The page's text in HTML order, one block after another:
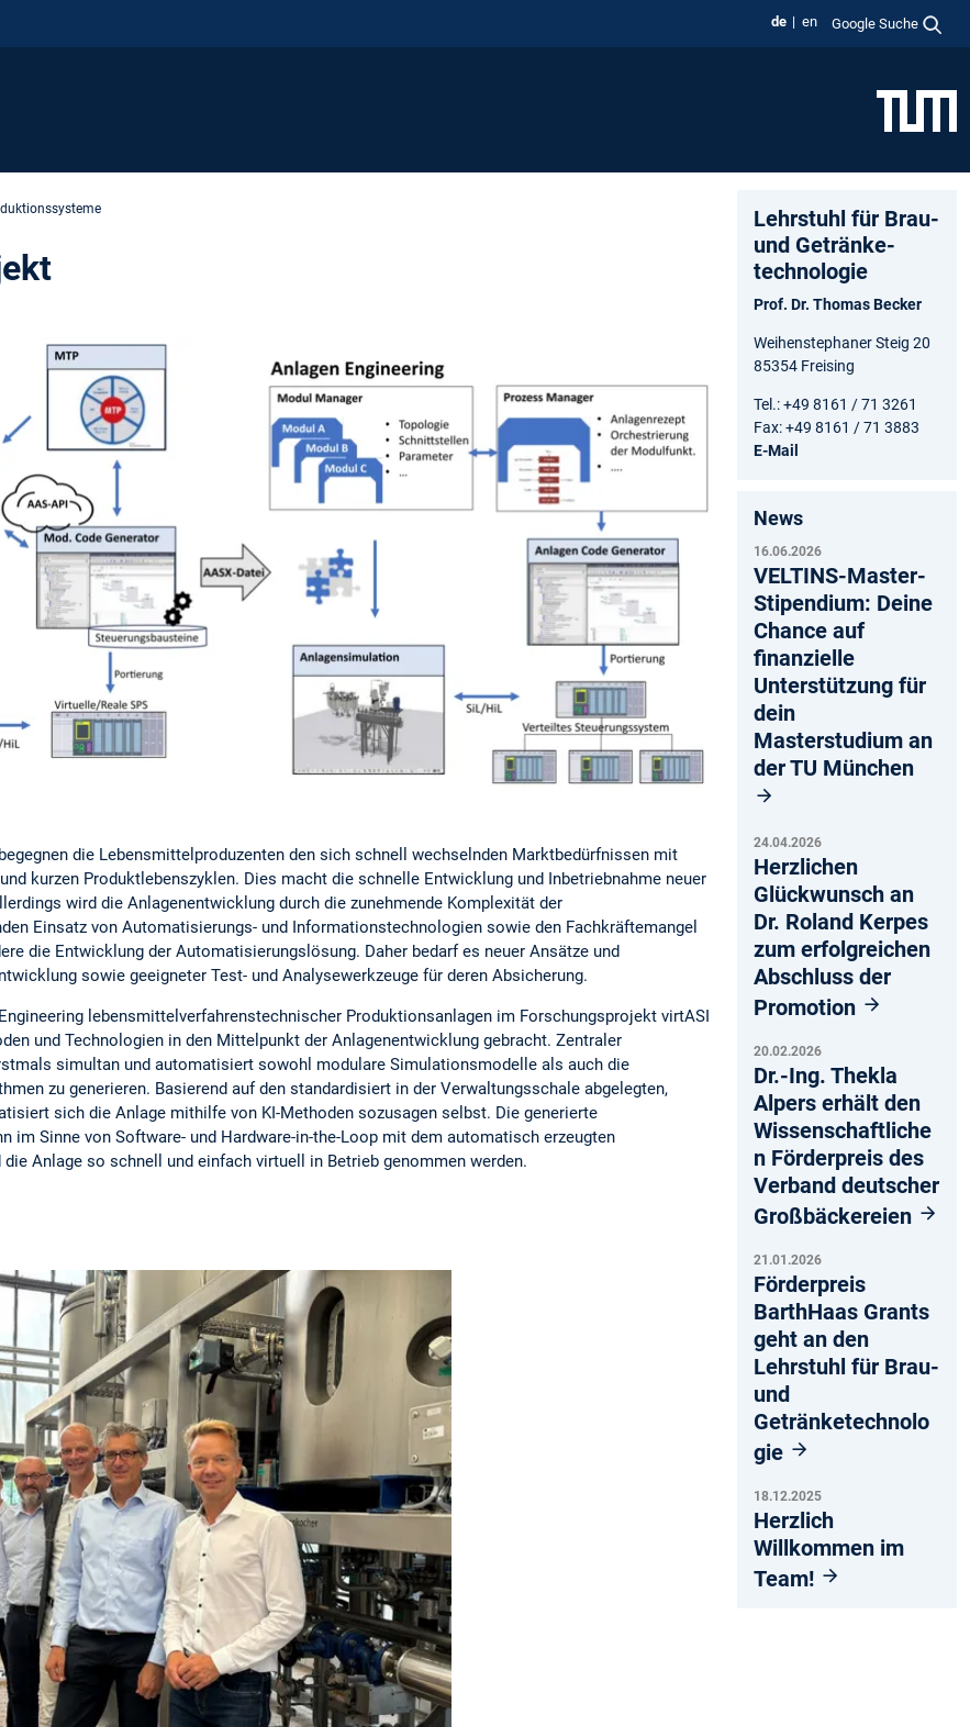
de en Google Suche
die Lebensmittelproduzenten den sich schnell wechselnden Marktbedürfnissen mit
kurzen Produktlebenszyklen. Dies macht die schnelle Entwicklung und Inbetriebnahme neuer
wird die Anlagenentwicklung durch die zunehmende Komplexität der
Einsatz von Automatisierungs- und Informationstechnologien sowie den Fachkräftemangel
die Entwicklung der Automatisierungslösung. Daher bedarf es neuer Ansätze und
sowie geeigneter Test- und Analysewerkzeuge für deren Absicherung.
lebensmittelverfahrenstechnischer Produktionsanlagen im Forschungsprojekt virtASI
und Technologien in den Mittelpunkt der Anlagenentwicklung gebracht. Zentraler
simultan und automatisiert sowohl modulare Simulationsmodelle als auch die
zu generieren. Basierend auf den standardisiert in der Verwaltungsschale abgelegten,
sich die Anlage mithilfe von KI-Methoden sozusagen selbst. Die generierte
im Sinne von Software- und Hardware-in-the-Loop mit dem automatisch erzeugten
Anlage so schnell und einfach virtuell in Betrieb genommen werden.
Lehrstuhl für Brau-
und Getränke­
technologie
Prof. Dr. Thomas Becker
Weihenstephaner Steig 20
85354 Freising
Tel.: +49 8161 / 71 3261
Fax: +49 8161 / 71 3883
E-Mail
News
16.06.2026
VELTINS-Master-
Stipendium: Deine
Chance auf
finanzielle
Unterstützung für
dein
Masterstudium an
der TU München
24.04.2026
Herzlichen
Glückwunsch an
Dr. Roland Kerpes
zum erfolgreichen
Abschluss der
Promotion
20.02.2026
Dr.-Ing. Thekla
Alpers erhält den
Wissenschaftliche
n Förderpreis des
Verband deutscher
Großbäckereien
21.01.2026
Förderpreis
BarthHaas Grants
geht an den
Lehrstuhl für Brau-
und
Getränketechnolo
gie
18.12.2025
Herzlich
Willkommen im
Team!